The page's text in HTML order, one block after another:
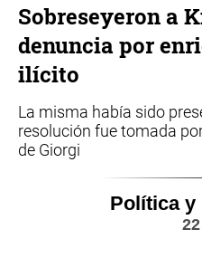
Sobreseyeron a
denuncia por
ilícito
La misma había sido
resolución fue tomada
de Giorgi
Política y